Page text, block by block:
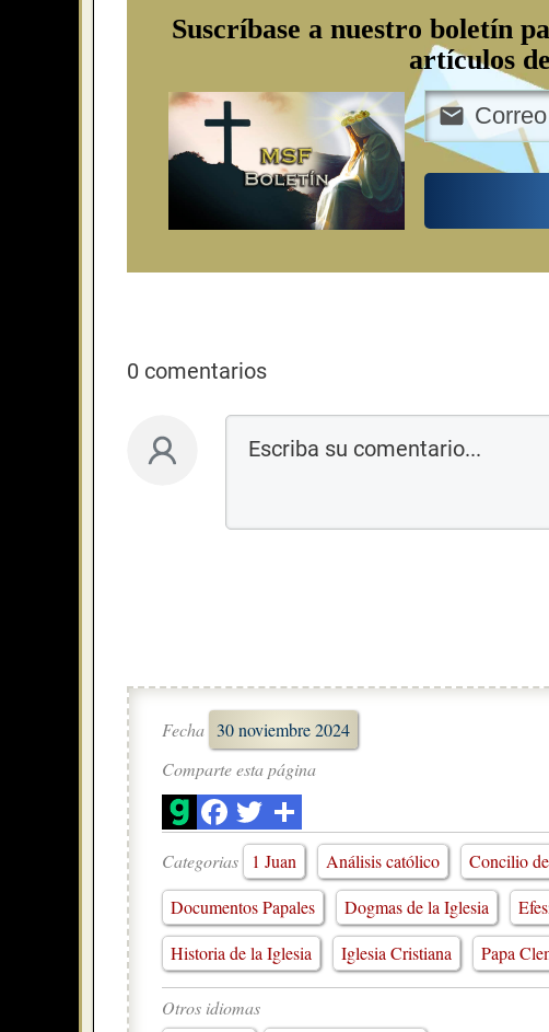
Suscríbase a nuestro boletín
artículos de
0 comentarios
Fecha 30 noviembre 2024
Comparte esta página
Categorias 1 Juan Análisis católico Concilio
Documentos Papales
Dogmas de la Iglesia
Historia de la Iglesia
Iglesia Cristiana Papa
Otros idiomas